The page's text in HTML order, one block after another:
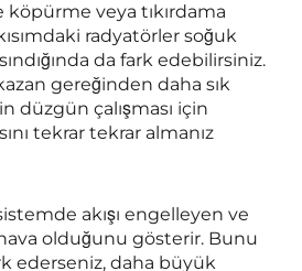
veya tıkırdama
radyatörler soğuk
da fark edebilirsiniz.
gereğinden daha sık
düzgün çalışması için
tekrar tekrar almanız
akışı engelleyen ve
olduğunu gösterir. Bunu
ederseniz, daha büyük